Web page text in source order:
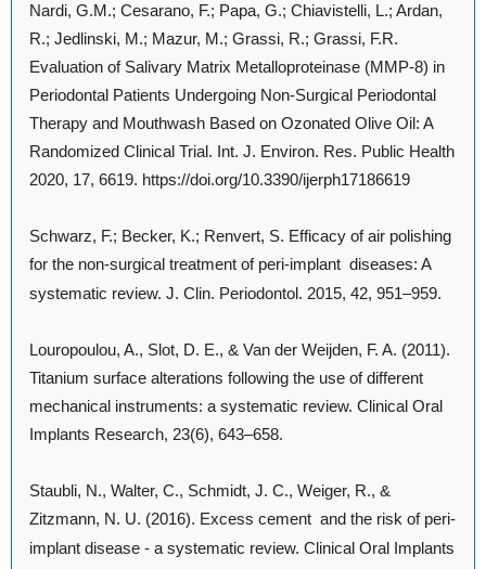
Nardi, G.M.; Cesarano, F.; Papa, G.; Chiavistelli, L.; Ardan,
R.; Jedlinski, M.; Mazur, M.; Grassi, R.; Grassi, F.R.
Evaluation of Salivary Matrix Metalloproteinase (MMP-8) in
Periodontal Patients Undergoing Non-Surgical Periodontal
Therapy and Mouthwash Based on Ozonated Olive Oil: A
Randomized Clinical Trial. Int. J. Environ. Res. Public Health
2020, 17, 6619. https://doi.org/10.3390/ijerph17186619
Schwarz, F.; Becker, K.; Renvert, S. Efficacy of air polishing
for the non-surgical treatment of peri-implant diseases: A
systematic review. J. Clin. Periodontol. 2015, 42, 951–959.
Louropoulou, A., Slot, D. E., & Van der Weijden, F. A. (2011).
Titanium surface alterations following the use of different
mechanical instruments: a systematic review. Clinical Oral
Implants Research, 23(6), 643–658.
Staubli, N., Walter, C., Schmidt, J. C., Weiger, R., &
Zitzmann, N. U. (2016). Excess cement and the risk of peri-
implant disease - a systematic review. Clinical Oral Implants